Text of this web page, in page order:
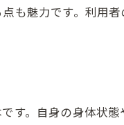
も魅力です。利用
す。自身の身体状